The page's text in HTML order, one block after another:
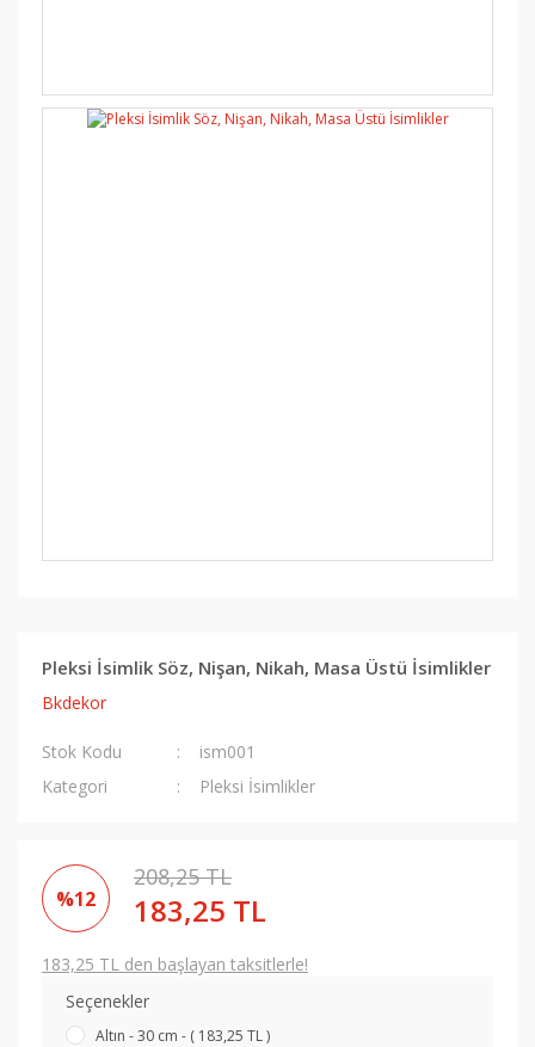
Pleksi İsimlik Söz, Nişan, Nikah, Masa Üstü İsimlikler
Bkdekor
Stok Kodu
ism001
Kategori
Pleksi İsimlikler
%12
208,25 TL
183,25 TL
183,25 TL den başlayan taksitlerle!
Seçenekler
Altın - 30 cm - ( 183,25 TL )